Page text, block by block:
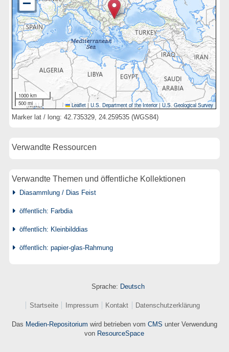
1000 km
500 mi
Leaflet | U.S. Department of the Interior|U.S. Geological Survey
Marker lat / long: 42.735329, 24.259535 (WGS84)
Verwandte Ressourcen
Verwandte Themen und öffentliche Kollektionen
Diasammlung / Dias Feist
öffentlich: Farbdia
öffentlich: Kleinbilddias
öffentlich: papier-glas-Rahmung
Sprache: Deutsch
Startseite Impressum Kontakt Datenschutzerklärung
Das Medien-Repositorium wird betrieben vom CMS unter Verwendung
von ResourceSpace